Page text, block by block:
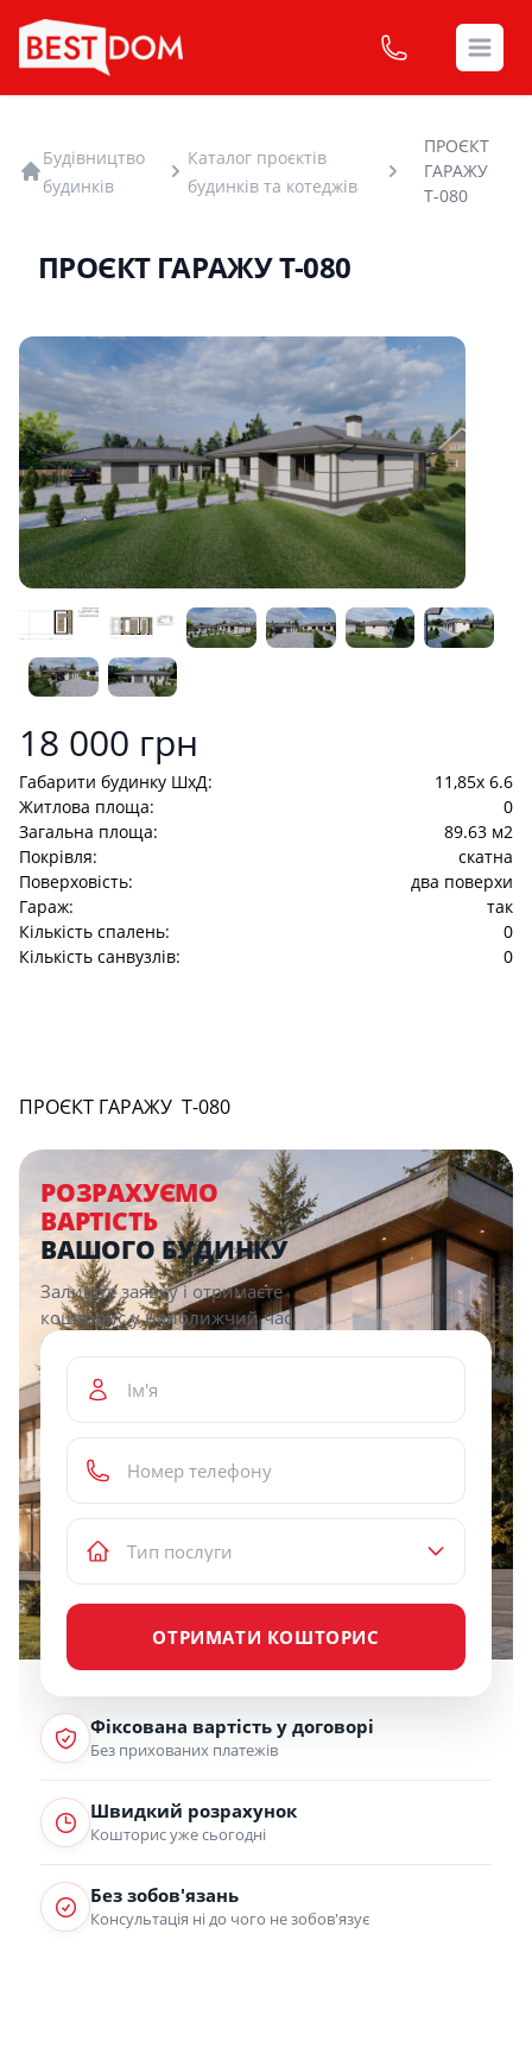
Будівництво
будинків
Каталог проєктів
будинків та котеджів
ПРОЄКТ
ГАРАЖУ
Т-080
ПРОЄКТ ГАРАЖУ Т-080
Product information
18 000 грн
Габарити будинку ШхД:
11,85x 6.6
Житлова площа:
0
Загальна площа:
89.63 м2
Покрівля:
скатна
Поверховість:
два поверхи
Гараж:
так
Кількість спалень:
0
Кількість санвузлів:
0
Description
ПРОЄКТ ГАРАЖУ Т-080
РОЗРАХУЄМО
ВАРТІСТЬ
ВАШОГО БУДИНКУ
Залиште заявку і отримаєте
кошторис у найближчий час.
ОТРИМАТИ КОШТОРИС
Фіксована вартість у договорі
Без прихованих платежів
Швидкий розрахунок
Кошторис уже сьогодні
Без зобов'язань
Консультація ні до чого не зобов'язує